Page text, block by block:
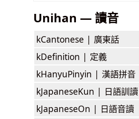
Unihan — 讀音
kCantonese | 廣東話
kDefinition | 定義
kHanyuPinyin | 漢語拼音
kJapaneseKun | 日語訓讀
kJapaneseOn | 日語音讀